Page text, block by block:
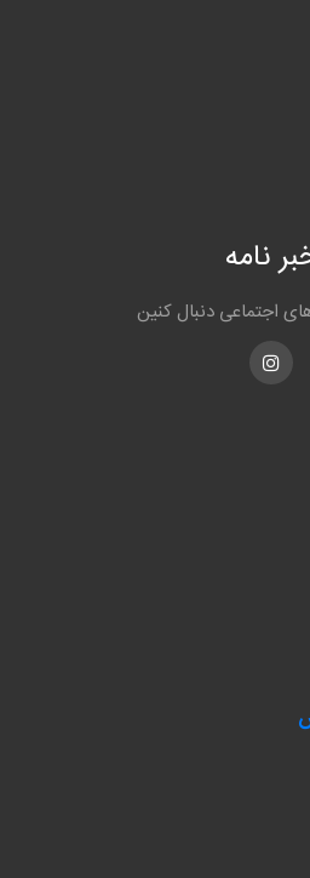
نامه
اجتماعی دنبال کنین
Instagram